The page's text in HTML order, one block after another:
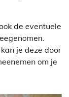
de eventuele
je deze door
om je